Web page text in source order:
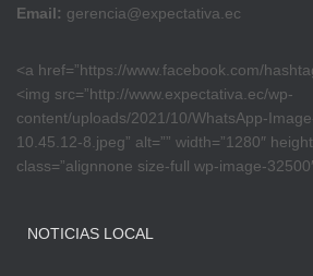
Email: gerencia@expectativa.ec
<a href=”https://www.facebook.com/
<img src=”http://www.expectativa.ec/wp-
content/uploads/2021/10/WhatsApp-
10.45.12-8.jpeg” alt=”” width=”1280″
class=”alignnone size-full wp-image-
NOTICIAS LOCAL